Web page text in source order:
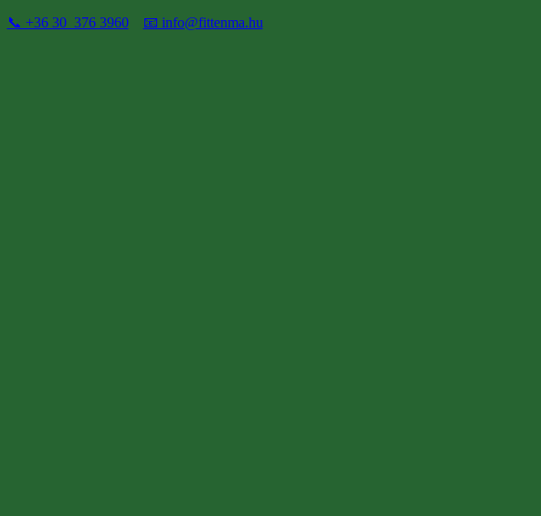
📞 +36 30 376 3960 📧 info@fittenma.hu